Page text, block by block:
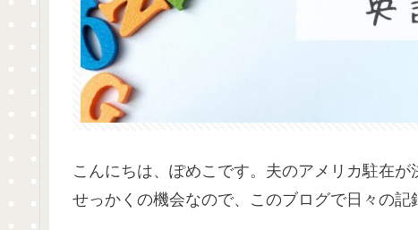
こんにちは、ぽめこです。夫のアメリカ駐在
せっかくの機会なので、このブログで日々の記